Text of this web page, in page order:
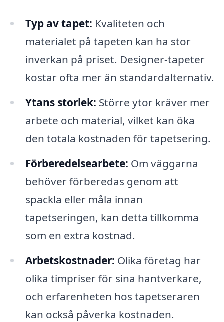
Typ av tapet: Kvaliteten och
materialet på tapeten kan ha stor
inverkan på priset. Designer-tapeter
kostar ofta mer än standardalternativ.
Ytans storlek: Större ytor kräver mer
arbete och material, vilket kan öka
den totala kostnaden för tapetsering.
Förberedelsearbete: Om väggarna
behöver förberedas genom att
spackla eller måla innan
tapetseringen, kan detta tillkomma
som en extra kostnad.
Arbetskostnader: Olika företag har
olika timpriser för sina hantverkare,
och erfarenheten hos tapetseraren
kan också påverka kostnaden.